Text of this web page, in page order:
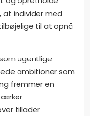
at individer med
til at opnå
ugentlige
ambitioner som
fremmer en
tillader